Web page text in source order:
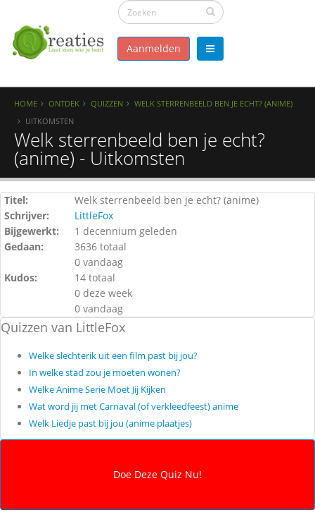
Aanmelden
HOME ONTDEK QUIZZEN
WELK STERRENBEELD BEN JE ECHT? (ANIME)
UITKOMSTEN
Welk sterrenbeeld ben je echt?
(anime) - Uitkomsten
Titel:
Welk sterrenbeeld ben je echt? (anime)
Schrijver:
LittleFox
Bijgewerkt:
1 decennium geleden
Gedaan:
3636 totaal
0 vandaag
Kudos:
14 totaal
0 deze week
0 vandaag
Quizzen van LittleFox
Welke slechterik uit een film past bij jou?
In welke stad zou je moeten wonen?
Welke Anime Serie Moet Jij Kijken
Wat word jij met Carnaval (of verkleedfeest) anime
Welk Liedje past bij jou (anime plaatjes)